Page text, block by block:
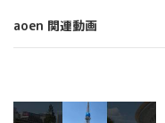
aoen 関連動画